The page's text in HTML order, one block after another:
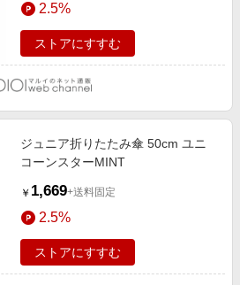
2.5%
ストアにすすむ
ジュニア折りたたみ傘 50cm ユニ
コーンスターMINT
￥ 1,669+送料固定
2.5%
ストアにすすむ